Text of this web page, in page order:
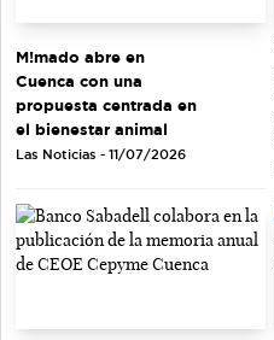
M!mado abre en
Cuenca con una
propuesta centrada en
el bienestar animal
Las Noticias - 11/07/2026